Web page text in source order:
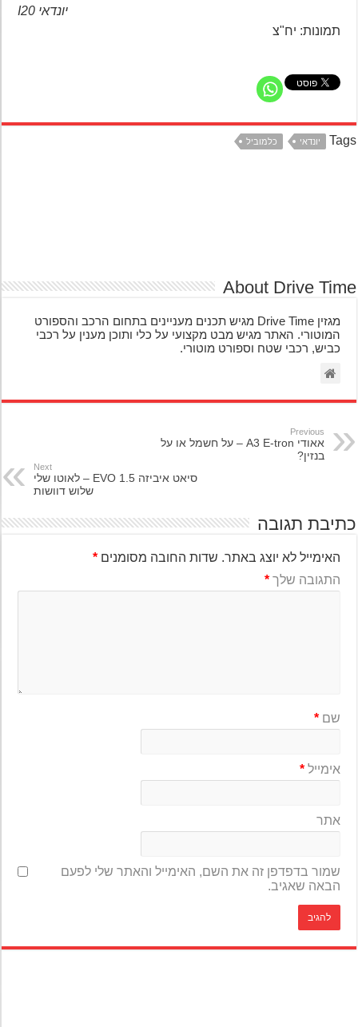
יונדאי I20
תמונות: יח"צ
יונדאי כלמוביל
About Drive
מגזין Drive Time מגיש תכנים מעניינים בתחום הרכב והספורט
המוטורי. האתר מגיש מבט מקצועי על כלי ותוכן מענין על רכבי
כביש, רכבי שטח וספורט מוטורי.
Previous
אאודי A3 E-tron – על חשמל או על
בנזין?
Next
סיאט איביזה 1.5 EVO – לאוטו שלי
שלוש דוושות
תגובה
האימייל לא יוצג באתר. שדות החובה מסומנים*
התגובה שלך*
שם*
אימייל*
אתר
שמור בדפדפן זה את השם, האימייל והאתר שלי לפעם
הבאה שאגיב.